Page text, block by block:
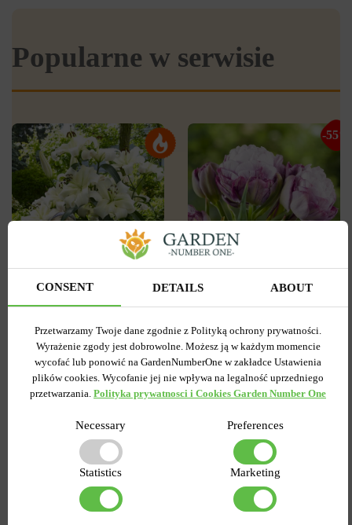
Popularne w serwisie
woman
Wysyłamy od 5 września
Kupiony 1956 razy
Kod produktu
1308
7.58 zł
DO KOSZYKA
-55%
0
Tulipan
Peggy Wonder
Wysyłamy od 5 września
Kupiony 217 razy
Kod produktu
1467
15.27 zł6.87 zł
DO KOSZYKA
CONSENT DETAILS ABOUT
Przetwarzamy Twoje dane zgodnie z Polityką ochrony prywatności.
Wyrażenie zgody jest dobrowolne. Możesz ją w każdym momencie
wycofać lub ponowić na GardenNumberOne w zakładce Ustawienia
plików cookies. Wycofanie jej nie wpływa na legalność uprzedniego
przetwarzania. Polityka prywatnosci i Cookies Garden Number One
Necessary Preferences
Statistics Marketing